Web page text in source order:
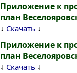
Приложение к
план
↓ Скачать ↓
Приложение к
план
↓ Скачать ↓